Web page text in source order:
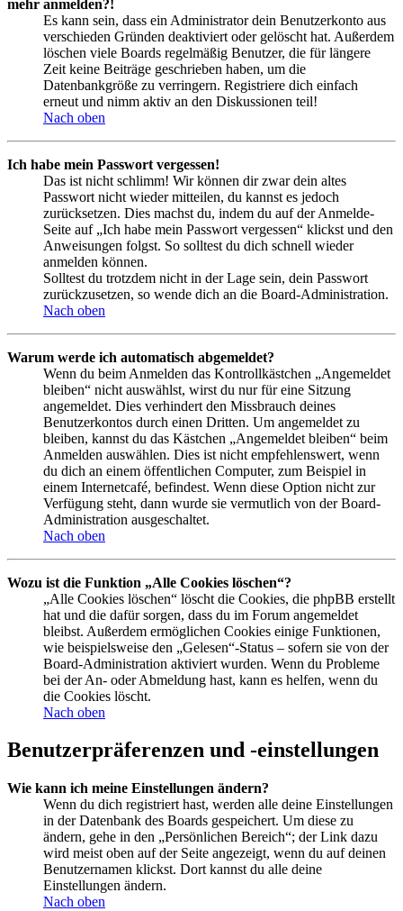
mehr anmelden?!
Es kann sein, dass ein Administrator dein Benutzerkonto aus
verschieden Gründen deaktiviert oder gelöscht hat. Außerdem
löschen viele Boards regelmäßig Benutzer, die für längere
Zeit keine Beiträge geschrieben haben, um die
Datenbankgröße zu verringern. Registriere dich einfach
erneut und nimm aktiv an den Diskussionen teil!
Nach oben
Ich habe mein Passwort vergessen!
Das ist nicht schlimm! Wir können dir zwar dein altes
Passwort nicht wieder mitteilen, du kannst es jedoch
zurücksetzen. Dies machst du, indem du auf der Anmelde-
Seite auf „Ich habe mein Passwort vergessen“ klickst und den
Anweisungen folgst. So solltest du dich schnell wieder
anmelden können.
Solltest du trotzdem nicht in der Lage sein, dein Passwort
zurückzusetzen, so wende dich an die Board-Administration.
Nach oben
Warum werde ich automatisch abgemeldet?
Wenn du beim Anmelden das Kontrollkästchen „Angemeldet
bleiben“ nicht auswählst, wirst du nur für eine Sitzung
angemeldet. Dies verhindert den Missbrauch deines
Benutzerkontos durch einen Dritten. Um angemeldet zu
bleiben, kannst du das Kästchen „Angemeldet bleiben“ beim
Anmelden auswählen. Dies ist nicht empfehlenswert, wenn
du dich an einem öffentlichen Computer, zum Beispiel in
einem Internetcafé, befindest. Wenn diese Option nicht zur
Verfügung steht, dann wurde sie vermutlich von der Board-
Administration ausgeschaltet.
Nach oben
Wozu ist die Funktion „Alle Cookies löschen“?
„Alle Cookies löschen“ löscht die Cookies, die phpBB erstellt
hat und die dafür sorgen, dass du im Forum angemeldet
bleibst. Außerdem ermöglichen Cookies einige Funktionen,
wie beispielsweise den „Gelesen“-Status – sofern sie von der
Board-Administration aktiviert wurden. Wenn du Probleme
bei der An- oder Abmeldung hast, kann es helfen, wenn du
die Cookies löscht.
Nach oben
Benutzerpräferenzen und -einstellungen
Wie kann ich meine Einstellungen ändern?
Wenn du dich registriert hast, werden alle deine Einstellungen
in der Datenbank des Boards gespeichert. Um diese zu
ändern, gehe in den „Persönlichen Bereich“; der Link dazu
wird meist oben auf der Seite angezeigt, wenn du auf deinen
Benutzernamen klickst. Dort kannst du alle deine
Einstellungen ändern.
Nach oben